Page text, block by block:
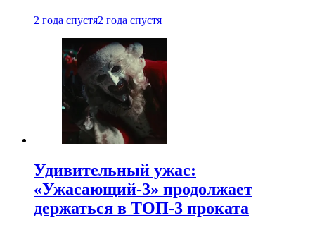
2 года спустя2 года спустя
Удивительный ужас:
«Ужасающий-3» продолжает
держаться в ТОП-3 проката